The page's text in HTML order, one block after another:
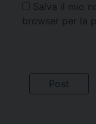
Salva il mio
browser per la